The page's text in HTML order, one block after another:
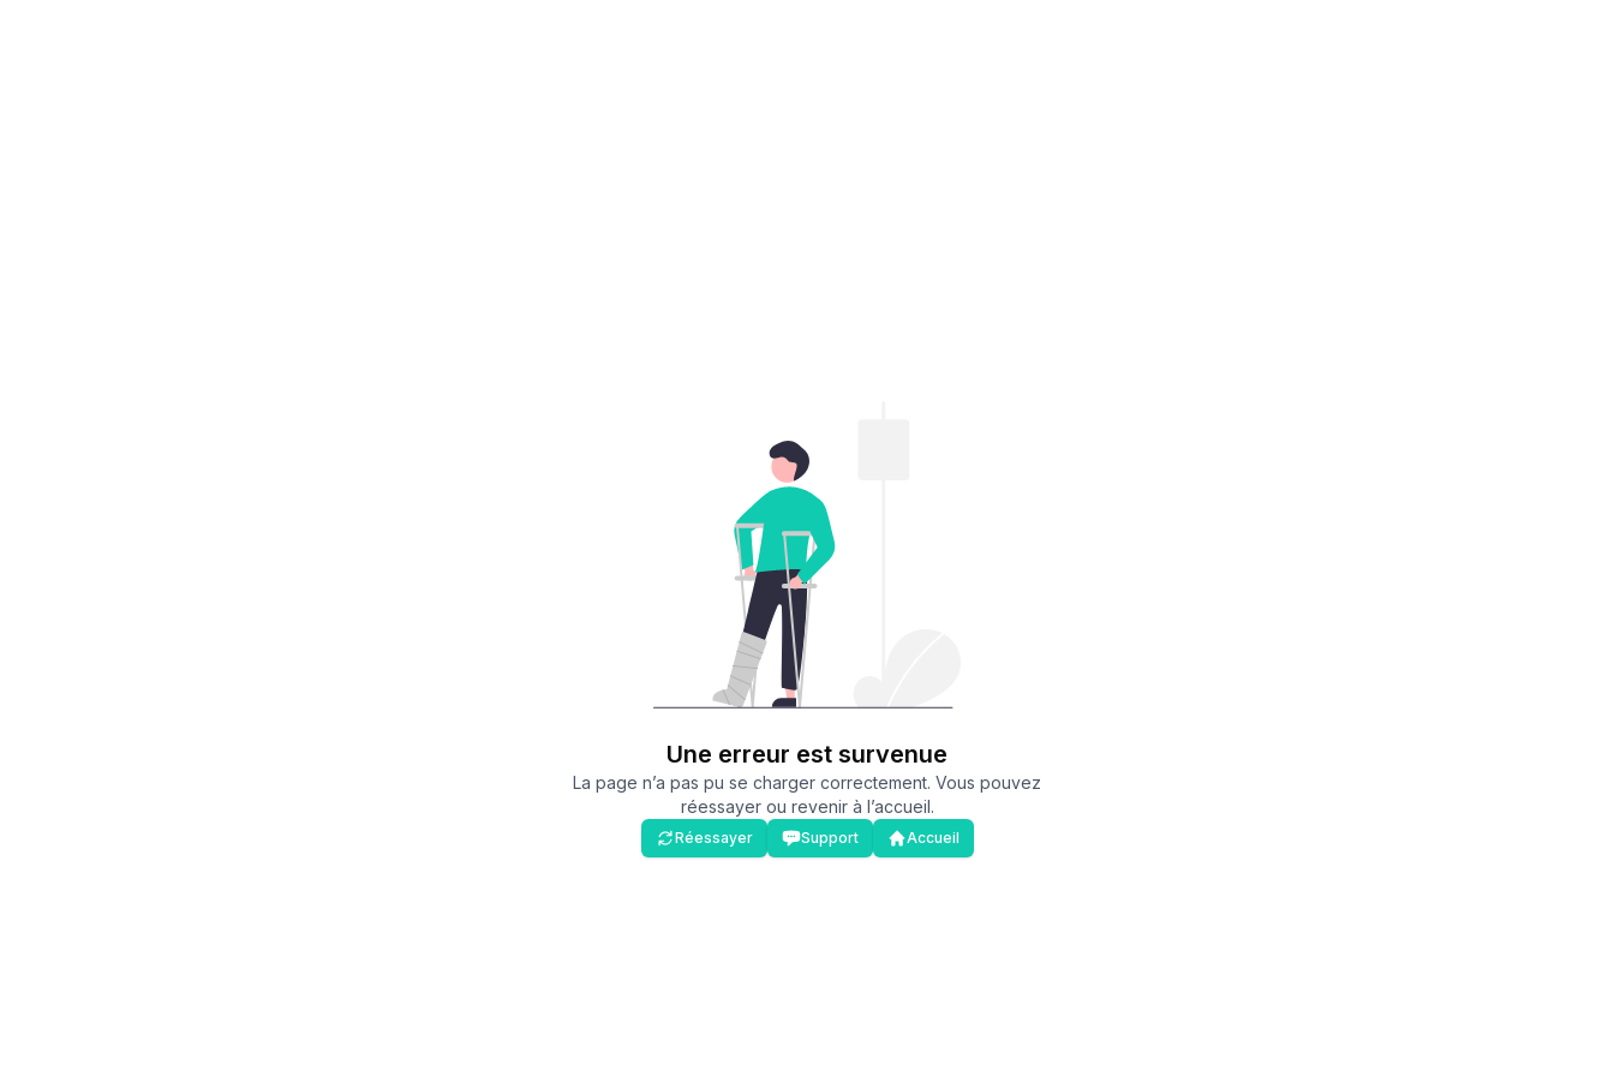
Une erreur est survenue
La page n’a pas pu se charger correctement. Vous pouvez
réessayer ou revenir à l’accueil.
Réessayer Support Accueil